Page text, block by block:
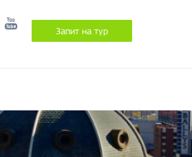
Запит на тур